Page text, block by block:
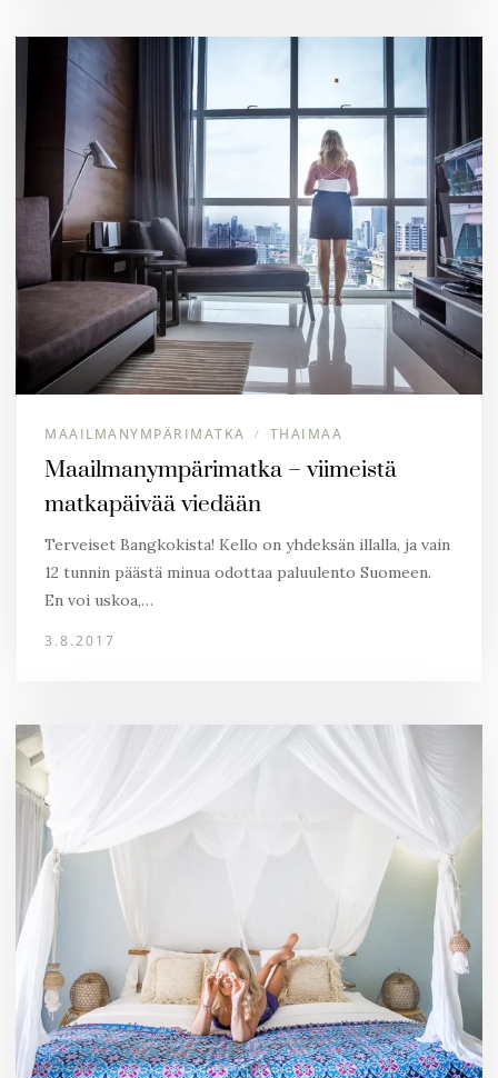
MAAILMANYMPÄRIMATKA / THAIMAA
Maailmanympärimatka – viimeistä
matkapäivää viedään
Terveiset Bangkokista! Kello on yhdeksän illalla, ja vain
12 tunnin päästä minua odottaa paluulento Suomeen.
En voi uskoa,…
3.8.2017